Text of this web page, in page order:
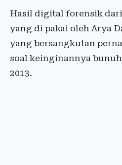
Hasil digital forensik
yang di pakai oleh Arya
yang bersangkutan
soal keinginannya
2013.